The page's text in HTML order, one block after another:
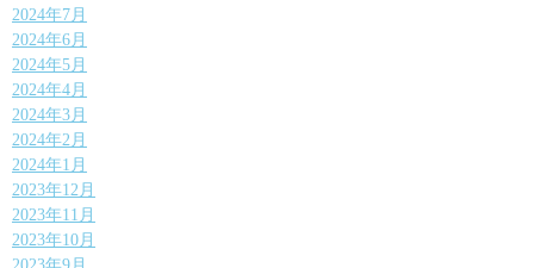
2024年7月
2024年6月
2024年5月
2024年4月
2024年3月
2024年2月
2024年1月
2023年12月
2023年11月
2023年10月